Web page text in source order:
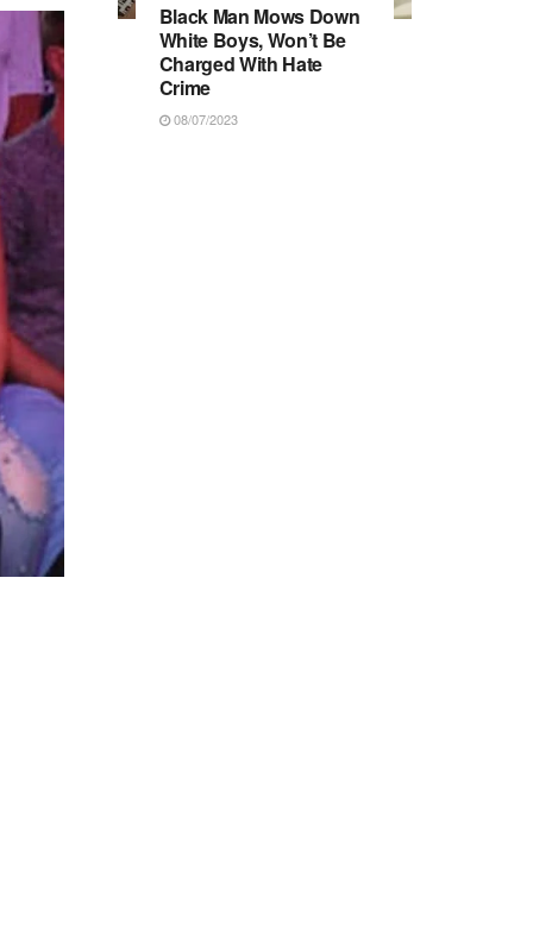
Black Man Mows Down
White Boys, Won’t Be
Charged With Hate
Crime
08/07/2023